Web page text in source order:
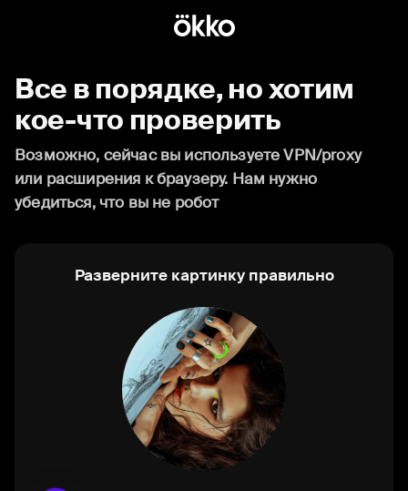
Все в порядке, но хотим
кое-что проверить
Возможно, сейчас вы используете VPN/proxy
или расширения к браузеру. Нам нужно
убедиться, что вы не робот
Разверните картинку правильно